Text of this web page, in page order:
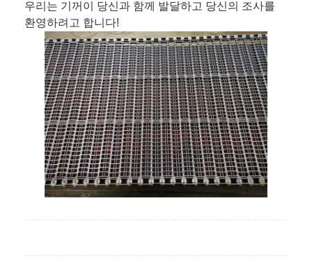
우리는 기꺼이 당신과 함께 발달하고 당신의 조사를
환영하려고 합니다!